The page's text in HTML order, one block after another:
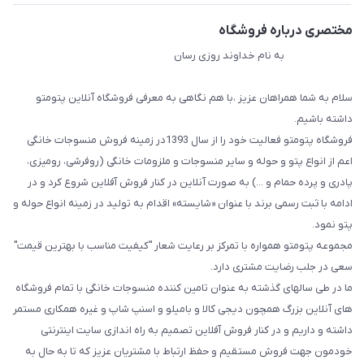
مختصری درباره فروشگاه
به نام خداوند روزی رسان
سلام به شما همراهان عزیز ،با هم نگاهی به معرفی فروشگاه آنلاین پتومتو
داشته باشیم.
فروشگاه پتومتو فعالیت خود را از سال 1393در زمینه فروش منسوجات خانگی
اعم از انواع پتو و حوله و سایر منسوجات و ملزومات خانگی (روفرشی، رومیزی،
پادری و پرده حمام و ...) به صورت آنلاین در کنار فروش آفلاین شروع کرد و در
ادامه با ثبت رسمی برند با عنوان «شایسته» اقدام به تولید در زمینه انواع حوله و
پتو نمود.
مجموعه پتومتو همواره با تمرکز بر رعایت شعار "کیفیت مناسب با بهترین قیمت"
سعی در جلب رضایت مشتری دارد.
ما در طی سالهای گذشته به عنوان تامین کننده منسوجات خانگی با تمام فروشگاه
های آنلاین بزرگ همچون دیجی کالا و بامیلو و اسنپ شاپ و غیره همکاری مستمر
داشته و داریم و در کنار فروش آفلاین تصمیم به راه اندازی سایت اینترنتی
خودمون جهت فروش مستقیم و حفظ ارتباط با مشتریان عزیز که تا به حال به